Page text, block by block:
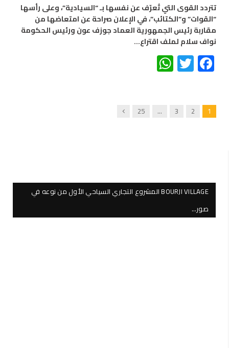
تتردد القوى التي تُعرّف عن نفسها بـ “السيادية”، وعلى رأسها
“القوات” و”الكتائب”، في الإعلان صراحة عن امتعاضها من
مقاربة رئيس الجمهورية العماد جوزف عون ورئيس الحكومة
نواف سلام لملف اقتراع…
Facebook
Twitter
1
2
3
…
25
Next
BOURJI VILLAGE المشروع التجاري السياحي الأول من نوعه في
صور…